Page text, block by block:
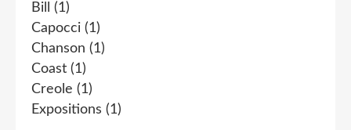
Bill
(1)
Capocci (1)
Chanson (1)
Coast (1)
Creole (1)
Expositions (1)